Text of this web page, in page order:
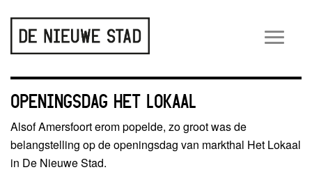
OPENINGSDAG HET LOKAAL
Alsof Amersfoort erom popelde, zo groot was de
belangstelling op de openingsdag van markthal Het Lokaal
in De Nieuwe Stad.